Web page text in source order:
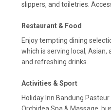
slippers, and toiletries.
Restaurant & Food
Enjoy tempting dining
which is serving local,
and refreshing drinks.
Activities & Sport
Holiday Inn Bandung